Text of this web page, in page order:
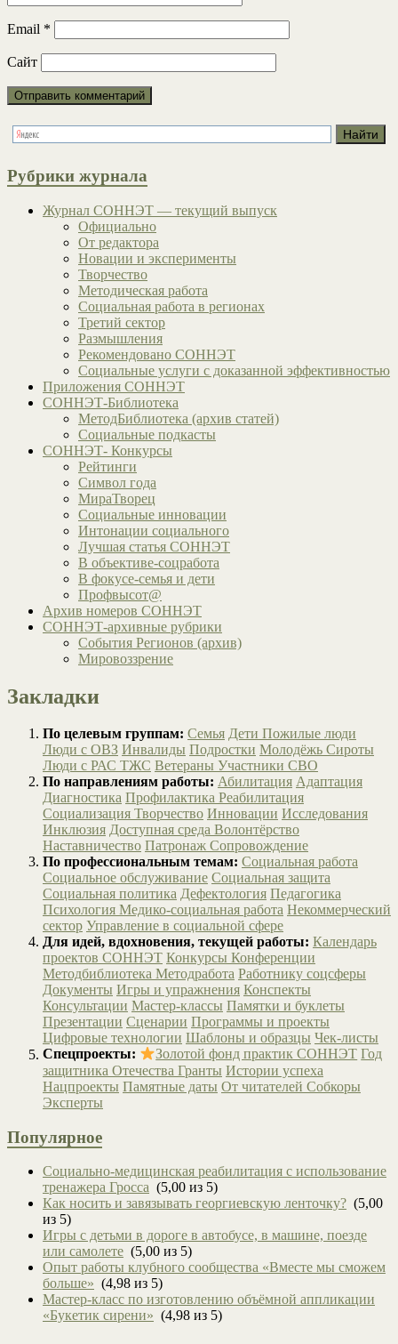
Email *
Сайт
Рубрики журнала
Журнал СОННЭТ — текущий выпуск
Официально
От редактора
Новации и эксперименты
Творчество
Методическая работа
Социальная работа в регионах
Третий сектор
Размышления
Рекомендовано СОННЭТ
Социальные услуги с доказанной эффективностью
Приложения СОННЭТ
СОННЭТ-Библиотека
МетодБиблиотека (архив статей)
Социальные подкасты
СОННЭТ- Конкурсы
Рейтинги
Символ года
МираТворец
Социальные инновации
Интонации социального
Лучшая статья СОННЭТ
В объективе-соцработа
В фокусе-семья и дети
Профвысот@
Архив номеров СОННЭТ
СОННЭТ-архивные рубрики
События Регионов (архив)
Мировоззрение
Закладки
По целевым группам: Семья Дети Пожилые люди
Люди с ОВЗ Инвалиды Подростки Молодёжь Сироты
Люди с РАС ТЖС Ветераны Участники СВО
По направлениям работы: Абилитация Адаптация
Диагностика Профилактика Реабилитация
Социализация Творчество Инновации Исследования
Инклюзия Доступная среда Волонтёрство
Наставничество Патронаж Сопровождение
По профессиональным темам: Социальная работа
Социальное обслуживание Социальная защита
Социальная политика Дефектология Педагогика
Психология Медико-социальная работа Некоммерческий
сектор Управление в социальной сфере
Для идей, вдохновения, текущей работы: Календарь
проектов СОННЭТ Конкурсы Конференции
Методбиблиотека Методработа Работнику соцсферы
Документы Игры и упражнения Конспекты
Консультации Мастер-классы Памятки и буклеты
Презентации Сценарии Программы и проекты
Цифровые технологии Шаблоны и образцы Чек-листы
Спецпроекты:
Золотой фонд практик СОННЭТ Год
защитника Отечества Гранты Истории успеха
Нацпроекты Памятные даты От читателей Собкоры
Эксперты
Популярное
Социально-медицинская реабилитация с использование
тренажера Гросса (5,00 из 5)
Как носить и завязывать георгиевскую ленточку? (5,00
из 5)
Игры с детьми в дороге в автобусе, в машине, поезде
или самолете (5,00 из 5)
Опыт работы клубного сообщества «Вместе мы сможем
больше» (4,98 из 5)
Мастер-класс по изготовлению объёмной аппликации
«Букетик сирени» (4,98 из 5)